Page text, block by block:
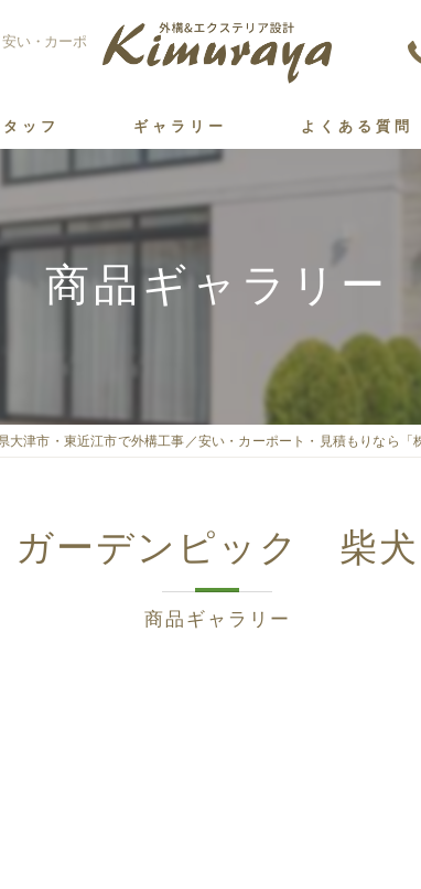
い・カーポ
ッフ ギャラリー よくある質問
商品ギャラリー
大津市・東近江市で外構工事／安い・カーポート・見積もりなら
商品ギャラリー
ガーデンピック 柴犬